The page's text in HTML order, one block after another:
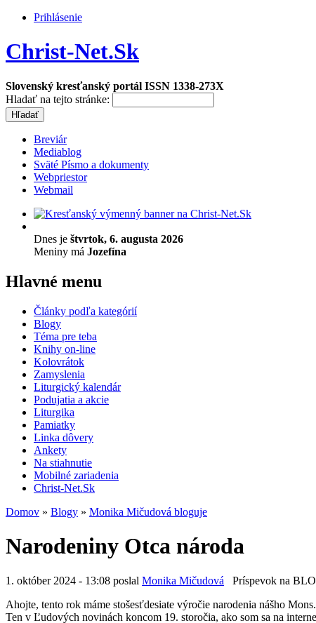
Prihlásenie
Christ-Net.Sk
Slovenský kresťanský portál ISSN 1338-273X
Hladať na tejto stránke:
Breviár
Mediablog
Sväté Písmo a dokumenty
Webpriestor
Webmail
Dnes je štvrtok, 6. augusta 2026
Meniny má Jozefína
Hlavné menu
Články podľa kategórií
Blogy
Téma pre teba
Knihy on-line
Kolovrátok
Zamyslenia
Liturgický kalendár
Podujatia a akcie
Liturgika
Pamiatky
Linka dôvery
Ankety
Na stiahnutie
Mobilné zariadenia
Christ-Net.Sk
Domov » Blogy » Monika Mičudová bloguje
Narodeniny Otca národa
1. október 2024 - 13:08 poslal Monika Mičudová Príspevok na
Ahojte, tento rok máme stošesťdesiate výročie narodenia nášho
Ten v Ľudových novinách koncom 19. storočia, ako som sa na